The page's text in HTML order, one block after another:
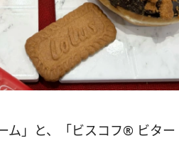
ム」と、「ビスコフ®︎ ビタ